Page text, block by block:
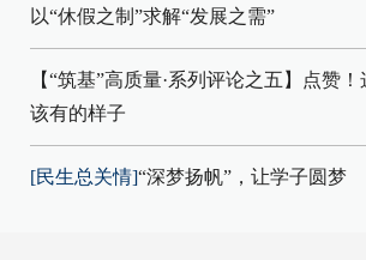
以“休假之制”求解“发展之需”
【“筑基”高质量·系列评论之五】点赞
该有的样子
[民生总关情]“深梦扬帆”，让学子圆梦